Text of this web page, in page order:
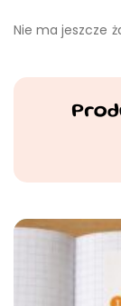
Nie ma jeszcze